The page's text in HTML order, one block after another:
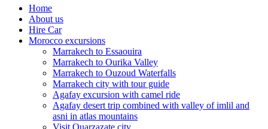
Home
About us
Hire Car
Morocco excursions
Marrakech to Essaouira
Marrakech to Ourika Valley
Marrakech to Ouzoud Waterfalls
Marrakech city with tour guide
Agafay excursion with camel ride
Agafay desert trip combined with valley of imlil and
asni in atlas mountains
Visit Ouarzazate city